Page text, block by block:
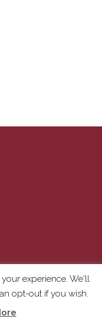
Plaça de l'Institut, S/N ·
experience. We'll
opt-out if you wish.